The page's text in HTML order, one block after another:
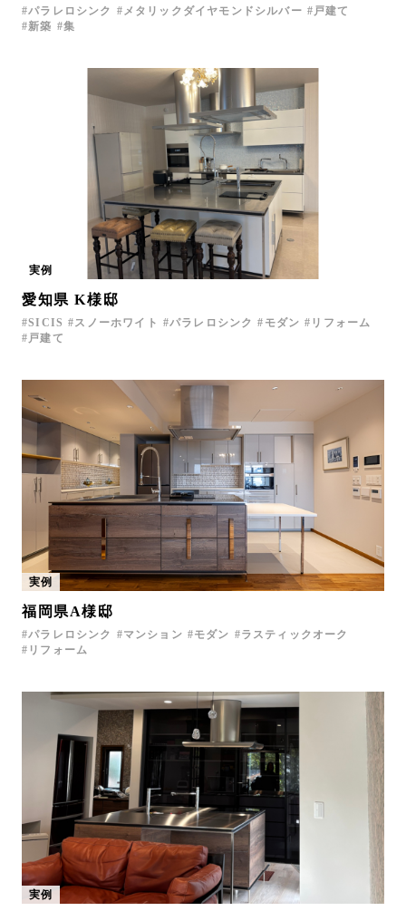
パラレロシンク メタリックダイヤモンドシルバー
戸建て
新築
集
実例
愛知県 K様邸
SICIS スノーホワイト パラレロシンク モダン
リフォーム
戸建て
実例
福岡県A様邸
パラレロシンク マンション モダン
ラスティックオーク
リフォーム
実例